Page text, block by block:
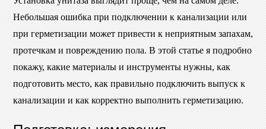
Небольшая ошибка при подключении к канализации или
при герметизации может привести к неприятным запахам,
протечкам и повреждению пола. В этой статье я подробно
покажу, какие материалы и инструменты нужны, как
подготовить место, как правильно подключить выпуск к
канализации и как корректно выполнить герметизацию.